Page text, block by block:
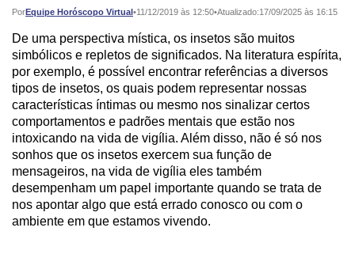
PorEquipe Horóscopo Virtual•
Publicado: 11/12/2019 às 12:50•Atualizado:17/09/2025 às 16:15
De uma perspectiva mística, os insetos são muitos
simbólicos e repletos de significados. Na literatura espírita,
por exemplo, é possível encontrar referências a diversos
tipos de insetos, os quais podem representar nossas
características íntimas ou mesmo nos sinalizar certos
comportamentos e padrões mentais que estão nos
intoxicando na vida de vigília. Além disso, não é só nos
sonhos que os insetos exercem sua função de
mensageiros, na vida de vigília eles também
desempenham um papel importante quando se trata de
nos apontar algo que está errado conosco ou com o
ambiente em que estamos vivendo.